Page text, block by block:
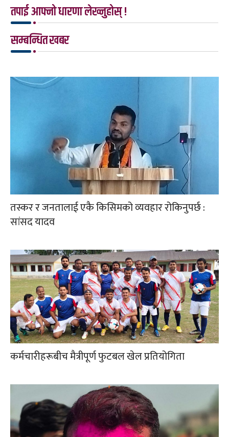
तपाई आफ्नो धारणा लेख्नुहोस् !
सम्बन्धित खबर
तस्कर र जनतालाई एकै किसिमको व्यवहार रोकिनुपर्छ :
सांसद यादव
कर्मचारीहरूबीच मैत्रीपूर्ण फुटबल खेल प्रतियोगिता